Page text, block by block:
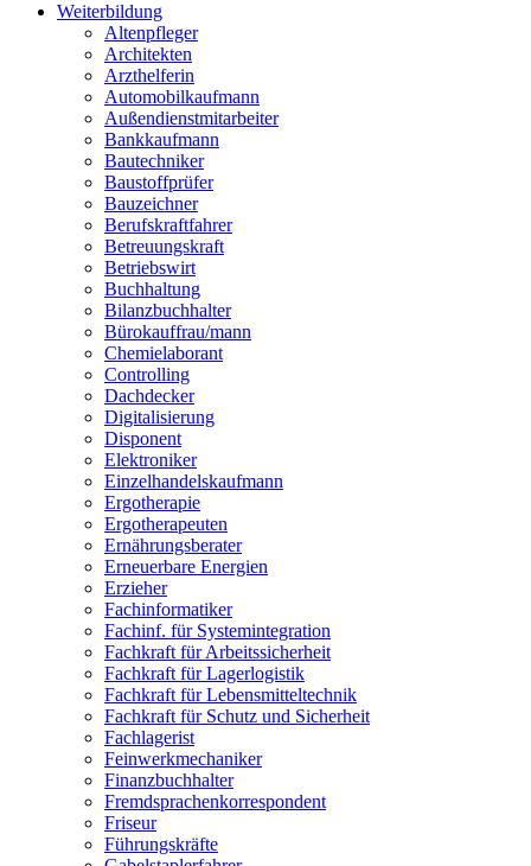
Weiterbildung
Altenpfleger
Architekten
Arzthelferin
Automobilkaufmann
Außendienstmitarbeiter
Bankkaufmann
Bautechniker
Baustoffprüfer
Bauzeichner
Berufskraftfahrer
Betreuungskraft
Betriebswirt
Buchhaltung
Bilanzbuchhalter
Bürokauffrau/mann
Chemielaborant
Controlling
Dachdecker
Digitalisierung
Disponent
Elektroniker
Einzelhandelskaufmann
Ergotherapie
Ergotherapeuten
Ernährungsberater
Erneuerbare Energien
Erzieher
Fachinformatiker
Fachinf. für Systemintegration
Fachkraft für Arbeitssicherheit
Fachkraft für Lagerlogistik
Fachkraft für Lebensmitteltechnik
Fachkraft für Schutz und Sicherheit
Fachlagerist
Feinwerkmechaniker
Finanzbuchhalter
Fremdsprachenkorrespondent
Friseur
Führungskräfte